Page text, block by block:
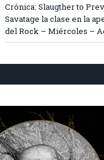
Crónica: Slaugther to
Savatage la clase en la
del Rock – Miércoles –